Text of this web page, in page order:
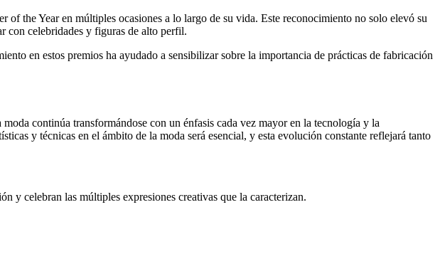
the Year en múltiples ocasiones a lo largo de su vida. Este reconocimiento no solo elevó su
con celebridades y figuras de alto perfil.
en estos premios ha ayudado a sensibilizar sobre la importancia de prácticas de fabricación
continúa transformándose con un énfasis cada vez mayor en la tecnología y la
y técnicas en el ámbito de la moda será esencial, y esta evolución constante reflejará tanto
y celebran las múltiples expresiones creativas que la caracterizan.